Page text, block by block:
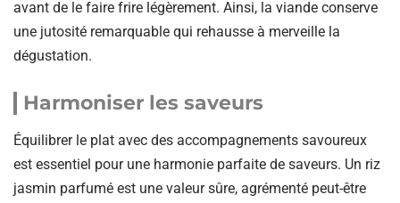
avant de le faire frire légèrement. Ainsi, la viande conserve
une jutosité remarquable qui rehausse à merveille la
dégustation.
Harmoniser les saveurs
Équilibrer le plat avec des accompagnements savoureux
est essentiel pour une harmonie parfaite de saveurs. Un riz
jasmin parfumé est une valeur sûre, agrémenté peut-être